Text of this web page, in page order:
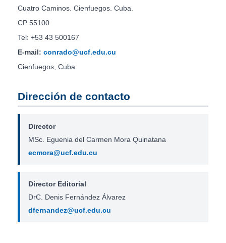
Cuatro Caminos. Cienfuegos. Cuba.
CP 55100
Tel: +53 43 500167
E-mail: conrado@ucf.edu.cu
Cienfuegos, Cuba.
Dirección de contacto
Director
MSc. Eguenia del Carmen Mora Quinatana
ecmora@ucf.edu.cu
Director Editorial
DrC. Denis Fernández Álvarez
dfernandez@ucf.edu.cu